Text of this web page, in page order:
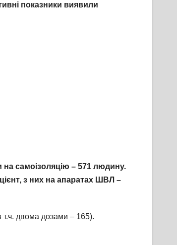
показники виявили
на самоізоляцію – 571 людину.
з них на апаратах ШВЛ –
двома дозами – 165).